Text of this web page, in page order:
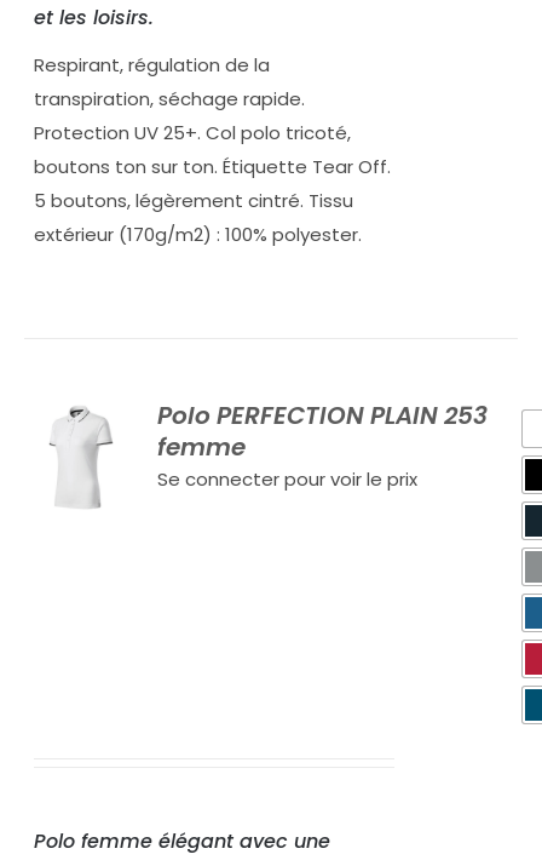
et les loisirs.
Respirant, régulation de la
transpiration, séchage rapide.
Protection UV 25+. Col polo tricoté,
boutons ton sur ton. Étiquette Tear Off.
5 boutons, légèrement cintré. Tissu
extérieur (170g/m2) : 100% polyester.
Polo PERFECTION PLAIN 253
femme
Se connecter pour voir le prix
Polo femme élégant avec une